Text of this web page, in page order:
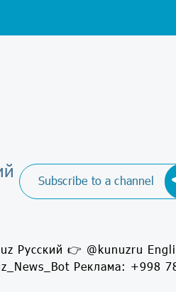
Subscribe to a channel
Русский 👉 @kunuzru
Реклама: +998